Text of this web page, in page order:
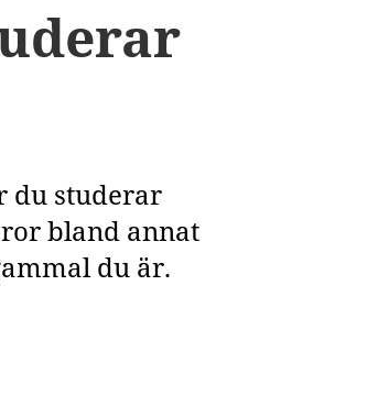
du studerar
bland annat
du är.